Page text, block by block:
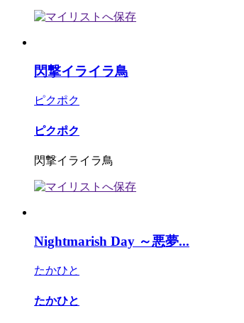
閃撃イライラ鳥
ピクポク
ピクポク
閃撃イライラ鳥
Nightmarish Day ～悪夢...
たかひと
たかひと